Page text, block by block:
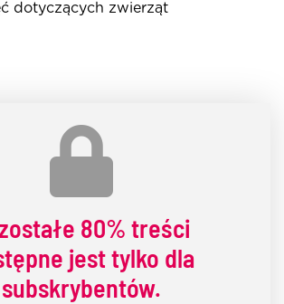
dotyczących zwierząt
80% treści
jest tylko dla
subskrybentów.